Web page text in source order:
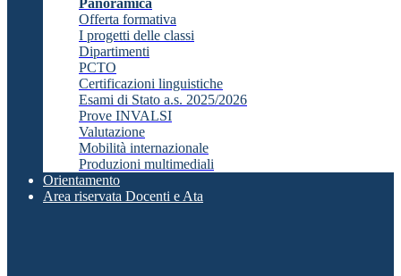
Panoramica
Offerta formativa
I progetti delle classi
Dipartimenti
PCTO
Certificazioni linguistiche
Esami di Stato a.s. 2025/2026
Prove INVALSI
Valutazione
Mobilità internazionale
Produzioni multimediali
Orientamento
Area riservata Docenti e Ata